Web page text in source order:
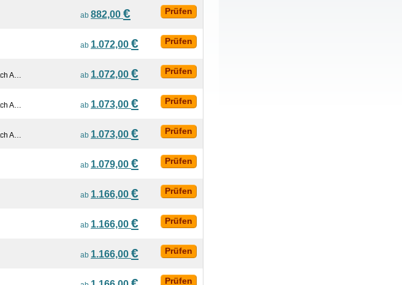
ab 882,00 € Prüfen
ab 1.072,00 € Prüfen
A… ab 1.072,00 € Prüfen
A… ab 1.073,00 € Prüfen
A… ab 1.073,00 € Prüfen
ab 1.079,00 € Prüfen
ab 1.166,00 € Prüfen
ab 1.166,00 € Prüfen
ab 1.166,00 € Prüfen
Prüfen